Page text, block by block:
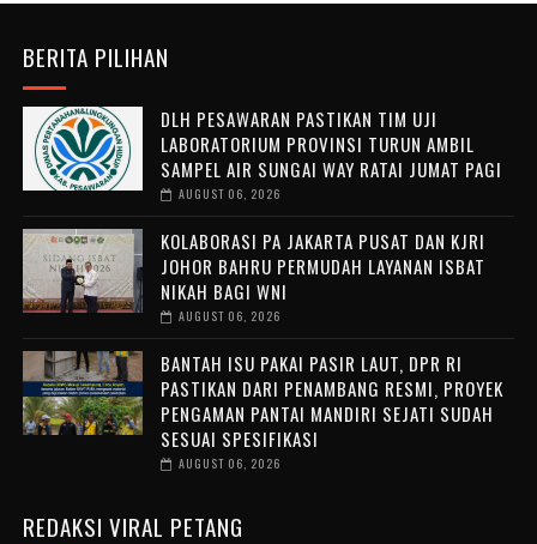
BERITA PILIHAN
DLH PESAWARAN PASTIKAN TIM UJI
LABORATORIUM PROVINSI TURUN AMBIL
SAMPEL AIR SUNGAI WAY RATAI JUMAT PAGI
AUGUST 06, 2026
KOLABORASI PA JAKARTA PUSAT DAN KJRI
JOHOR BAHRU PERMUDAH LAYANAN ISBAT
NIKAH BAGI WNI
AUGUST 06, 2026
BANTAH ISU PAKAI PASIR LAUT, DPR RI
PASTIKAN DARI PENAMBANG RESMI, PROYEK
PENGAMAN PANTAI MANDIRI SEJATI SUDAH
SESUAI SPESIFIKASI
AUGUST 06, 2026
REDAKSI VIRAL PETANG